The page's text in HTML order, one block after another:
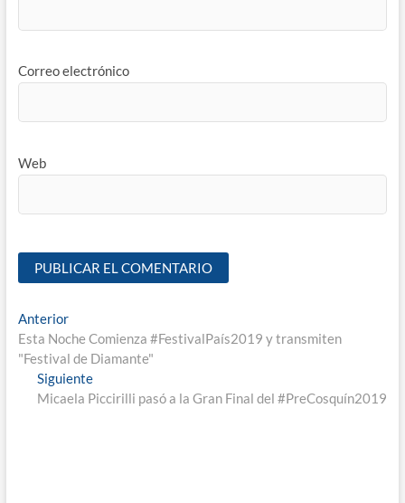
Correo electrónico
Web
Anterior
Esta Noche Comienza #FestivalPaís2019 y transmiten
"Festival de Diamante"
Siguiente
Micaela Piccirilli pasó a la Gran Final del #PreCosquín2019